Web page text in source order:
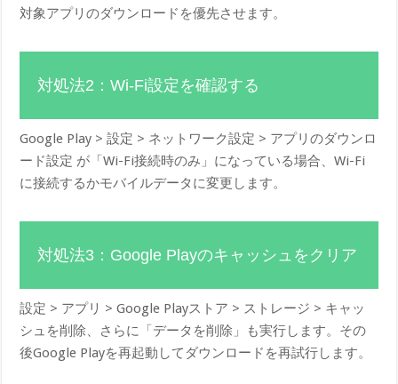
対象アプリのダウンロードを優先させます。
対処法2：Wi-Fi設定を確認する
Google Play > 設定 > ネットワーク設定 > アプリのダウンロ
ード設定 が「Wi-Fi接続時のみ」になっている場合、Wi-Fi
に接続するかモバイルデータに変更します。
対処法3：Google Playのキャッシュをクリア
設定 > アプリ > Google Playストア > ストレージ > キャッ
シュを削除、さらに「データを削除」も実行します。その
後Google Playを再起動してダウンロードを再試行します。